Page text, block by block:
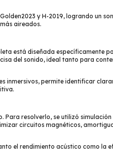
y H-2019, logrando un
aireados.
está diseñada específicamente
del sonido, ideal tanto para
inmersivos, permite identificar
Para resolverlo, se utilizó simulación
circuitos magnéticos,
el rendimiento acústico como la